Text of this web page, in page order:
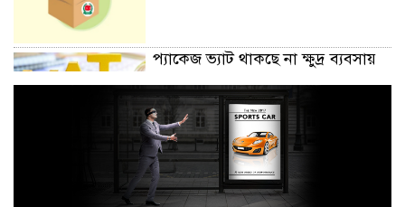
প্যাকেজ ভ্যাট থাকছে না ক্ষুদ্র ব্যবসায়
অক্টোবরে স্থানীয় সরকার নির্বাচন
আয়োজনের লক্ষ্যে প্রস্তুতি চলছে : ইসি